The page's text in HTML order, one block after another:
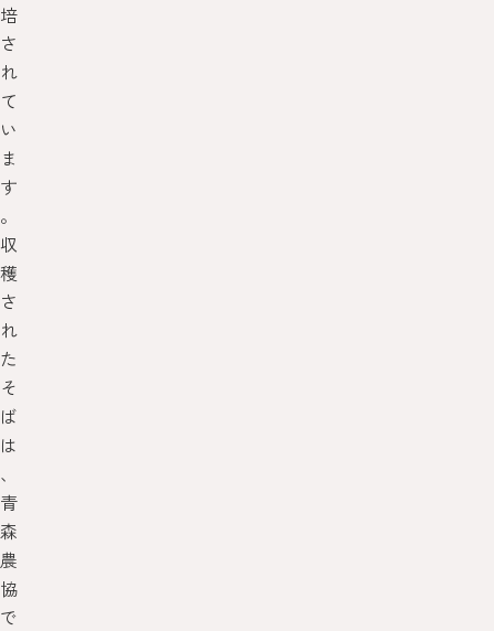
培
さ
れ
て
い
ま
す
。
収
穫
さ
れ
た
そ
ば
は
、
青
森
農
協
で